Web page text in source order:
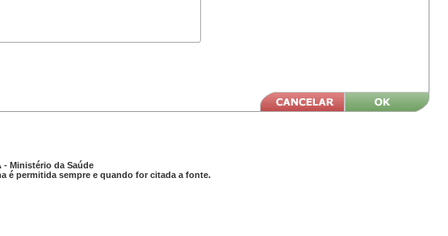
- Ministério da Saúde
é permitida sempre e quando for citada a fonte.